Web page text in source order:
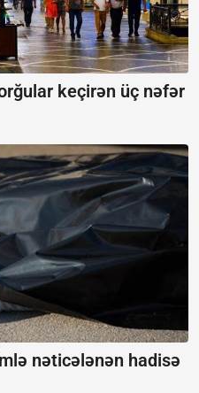
keçirən üç nəfər
nəticələnən hadisə